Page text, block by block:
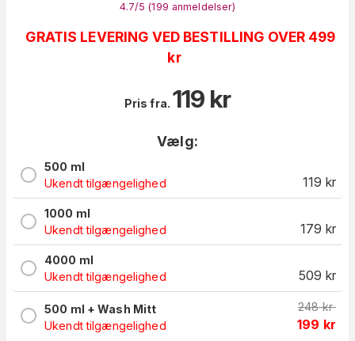
4.7/5 (199 anmeldelser)
GRATIS LEVERING VED BESTILLING OVER 499
kr
Pris fra. 119 kr
Vælg:
500 ml
Ukendt tilgængelighed
119 kr
1000 ml
Ukendt tilgængelighed
179 kr
4000 ml
Ukendt tilgængelighed
509 kr
500 ml + Wash Mitt
Ukendt tilgængelighed
248 kr
199 kr